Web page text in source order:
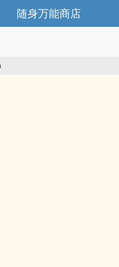
随身万能商店